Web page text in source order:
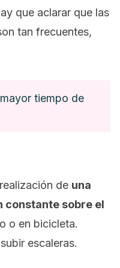
que aclarar que las
tan frecuentes,
tiempo de
de una
constante sobre el
o en bicicleta.
escaleras.